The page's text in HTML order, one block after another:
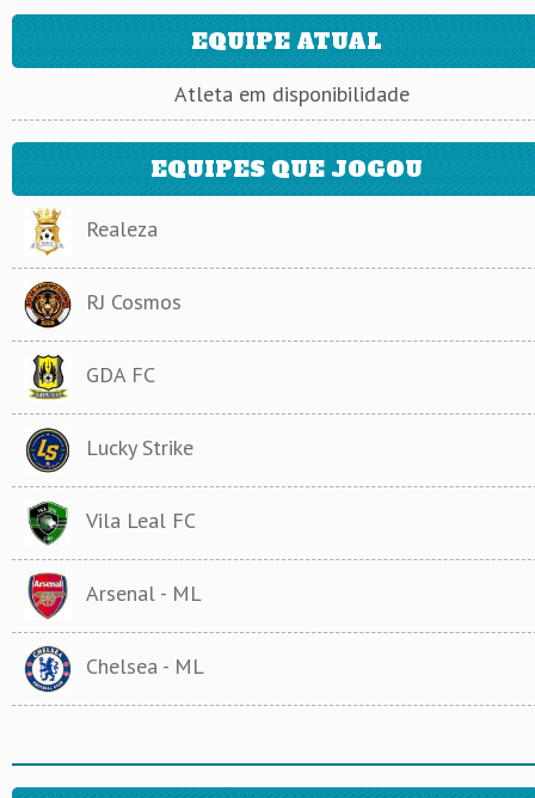
EQUIPE ATUAL
Atleta em disponibilidade
EQUIPES QUE JOGOU
Realeza
RJ Cosmos
GDA FC
Lucky Strike
Vila Leal FC
Arsenal - ML
Chelsea - ML